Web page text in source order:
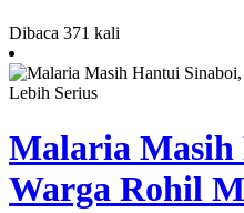
Dibaca 371 kali
Malaria Masih
Warga Rohil